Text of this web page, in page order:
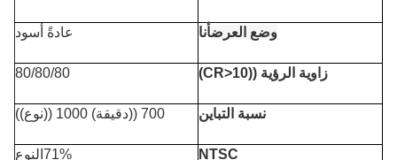
وضع العرضأنا عادةً أسود
زاوية الرؤية ((CR>10) 80/80/80
نسبة التباين 700 ((دقيقة) 1000 ((نوع))
NTSC 71%النوع